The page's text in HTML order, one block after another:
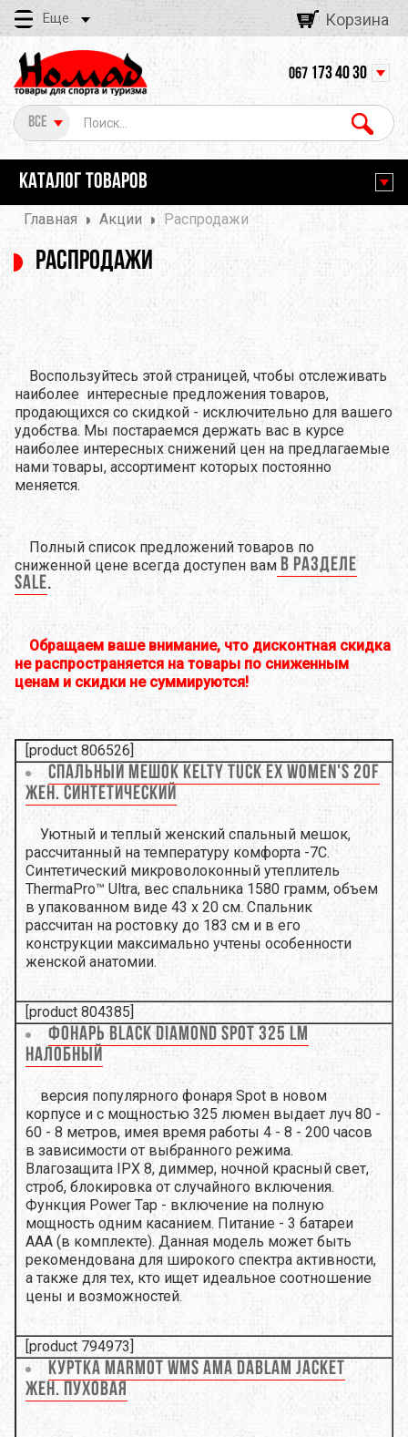
Еще Корзина
Все
067 173 40 30
КАТАЛОГ ТОВАРОВ
Главная Акции Распродажи
Распродажи
Воспользуйтесь этой страницей, чтобы отслеживать
наиболее интересные предложения товаров,
продающихся со скидкой - исключительно для вашего
удобства. Мы постараемся держать вас в курсе
наиболее интересных снижений цен на предлагаемые
нами товары, ассортимент которых постоянно
меняется.
Полный список предложений товаров по
сниженной цене всегда доступен вам в разделе
SALE.
Обращаем ваше внимание, что дисконтная скидка
не распространяется на товары по сниженным
ценам и скидки не суммируются!
[product 806526]
Спальный мешок Kelty Tuck EX Women's 20F
Жен. синтетический
Уютный и теплый женский спальный мешок,
рассчитанный на температуру комфорта -7С.
Синтетический микроволоконный утеплитель
ThermaPro™ Ultra, вес спальника 1580 грамм, объем
в упакованном виде 43 x 20 см. Спальник
рассчитан на ростовку до 183 см и в его
конструкции максимально учтены особенности
женской анатомии.
[product 804385]
Фонарь Black Diamond Spot 325 lm
налобный
версия популярного фонаря Spot в новом
корпусе и с мощностью 325 люмен выдает луч 80 -
60 - 8 метров, имея время работы 4 - 8 - 200 часов
в зависимости от выбранного режима.
Влагозащита IPX 8, диммер, ночной красный свет,
строб, блокировка от случайного включения.
Функция Power Tap - включение на полную
мощность одним касанием. Питание - 3 батареи
ААА (в комплекте). Данная модель может быть
рекомендована для широкого спектра активности,
а также для тех, кто ищет идеальное соотношение
цены и возможностей.
[product 794973]
Куртка Marmot Wms Ama Dablam Jacket
Жен. пуховая